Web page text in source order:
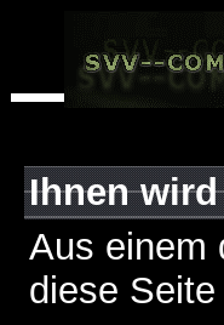
Ihnen
Aus einem
diese